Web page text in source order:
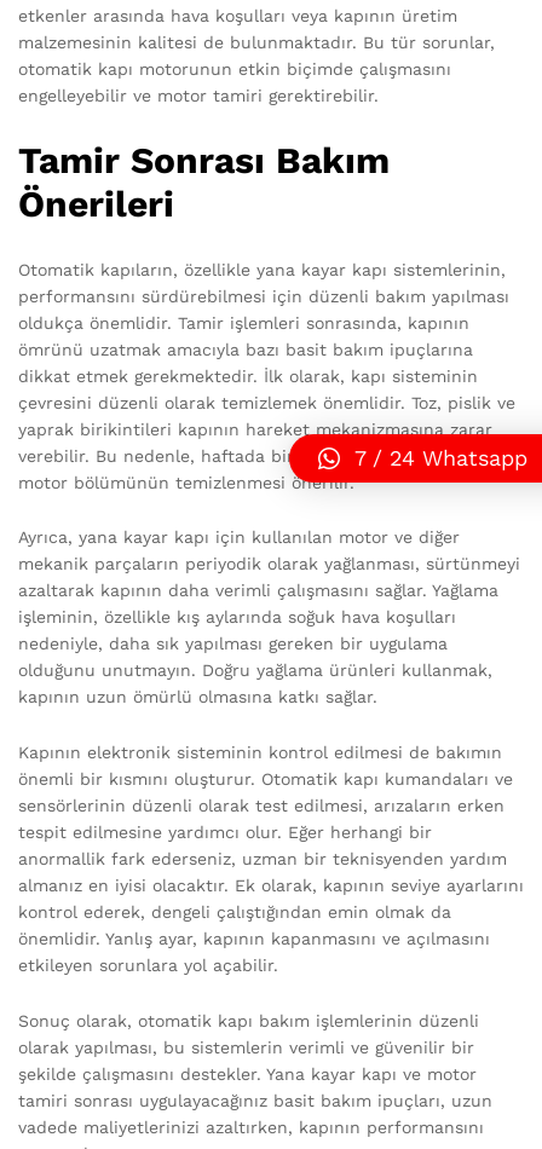
etkenler arasında hava koşulları veya kapının üretim
malzemesinin kalitesi de bulunmaktadır. Bu tür sorunlar,
otomatik kapı motorunun etkin biçimde çalışmasını
engelleyebilir ve motor tamiri gerektirebilir.
Tamir Sonrası Bakım
Önerileri
Otomatik kapıların, özellikle yana kayar kapı sistemlerinin,
performansını sürdürebilmesi için düzenli bakım yapılması
oldukça önemlidir. Tamir işlemleri sonrasında, kapının
ömrünü uzatmak amacıyla bazı basit bakım ipuçlarına
dikkat etmek gerekmektedir. İlk olarak, kapı sisteminin
çevresini düzenli olarak temizlemek önemlidir. Toz, pislik ve
yaprak birikintileri kapının hareket mekanizmasına zarar
verebilir. Bu nedenle, haftada bir kez, kapı raylarının ve
motor bölümünün temizlenmesi önerilir.
Ayrıca, yana kayar kapı için kullanılan motor ve diğer
mekanik parçaların periyodik olarak yağlanması, sürtünmeyi
azaltarak kapının daha verimli çalışmasını sağlar. Yağlama
işleminin, özellikle kış aylarında soğuk hava koşulları
nedeniyle, daha sık yapılması gereken bir uygulama
olduğunu unutmayın. Doğru yağlama ürünleri kullanmak,
kapının uzun ömürlü olmasına katkı sağlar.
Kapının elektronik sisteminin kontrol edilmesi de bakımın
önemli bir kısmını oluşturur. Otomatik kapı kumandaları ve
sensörlerinin düzenli olarak test edilmesi, arızaların erken
tespit edilmesine yardımcı olur. Eğer herhangi bir
anormallik fark ederseniz, uzman bir teknisyenden yardım
almanız en iyisi olacaktır. Ek olarak, kapının seviye ayarlarını
kontrol ederek, dengeli çalıştığından emin olmak da
önemlidir. Yanlış ayar, kapının kapanmasını ve açılmasını
etkileyen sorunlara yol açabilir.
Sonuç olarak, otomatik kapı bakım işlemlerinin düzenli
olarak yapılması, bu sistemlerin verimli ve güvenilir bir
şekilde çalışmasını destekler. Yana kayar kapı ve motor
tamiri sonrası uygulayacağınız basit bakım ipuçları, uzun
vadede maliyetlerinizi azaltırken, kapının performansını
7 / 24 Whatsapp